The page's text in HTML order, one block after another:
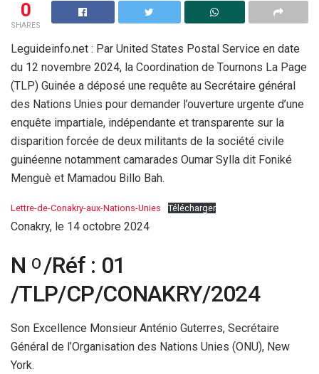
0
SHARES
Leguideinfo.net : Par United States Postal Service en date
du 12 novembre 2024, la Coordination de Tournons La Page
(TLP) Guinée a déposé une requête au Secrétaire général
des Nations Unies pour demander l’ouverture urgente d’une
enquête impartiale, indépendante et transparente sur la
disparition forcée de deux militants de la société civile
guinéenne notamment camarades Oumar Sylla dit Foniké
Menguè et Mamadou Billo Bah.
Lettre-de-Conakry-aux-Nations-Unies Télécharger
Conakry, le 14 octobre 2024
N O /Réf : 01
/TLP/CP/CONAKRY/2024
Son Excellence Monsieur Anténio Guterres, Secrétaire
Général de l’Organisation des Nations Unies (ONU), New
York.